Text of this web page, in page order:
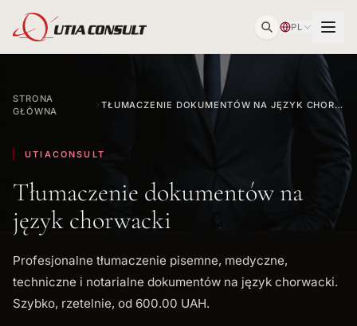
PL
STRONA
GŁÓWNA
TŁUMACZENIE DOKUMENTÓW NA JĘZYK CHORWACKI
UTIACONSULT
Tłumaczenie dokumentów na
język chorwacki
Profesjonalne tłumaczenie pisemne, medyczne,
techniczne i notarialne dokumentów na język chorwacki.
Szybko, rzetelnie, od 600.00 UAH.